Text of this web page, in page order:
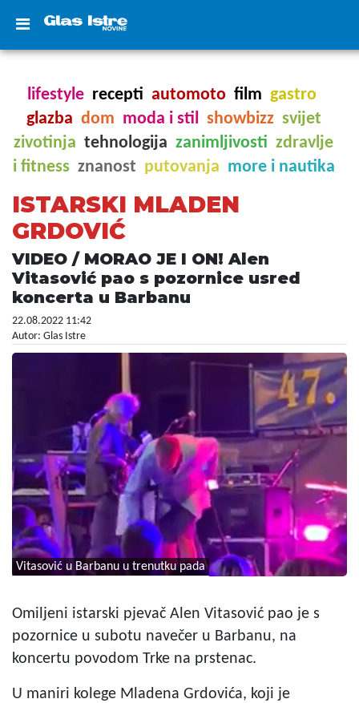
lifestyle recepti automoto film gastro
glazba dom moda i stil showbizz svijet
zivotinja tehnologija zanimljivosti zdravlje
i fitness znanost putovanja more i nautika
ISTARSKI MLADEN
GRDOVIĆ
VIDEO / MORAO JE I ON! Alen
Vitasović pao s pozornice usred
koncerta u Barbanu
22.08.2022 11:42
Autor: Glas Istre
Vitasović u Barbanu u trenutku pada
Omiljeni istarski pjevač Alen Vitasović pao je s
pozornice u subotu navečer u Barbanu, na
koncertu povodom Trke na prstenac.
U maniri kolege Mladena Grdovića, koji je